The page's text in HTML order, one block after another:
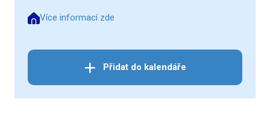
Více informací zde
Přidat do kalendáře